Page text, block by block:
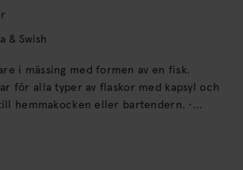
& Swish
i mässing med formen av en fisk.
för alla typer av flaskor med kapsyl och
hemmakocken eller bartendern. •
välgörenhet eller återvinningscentral.